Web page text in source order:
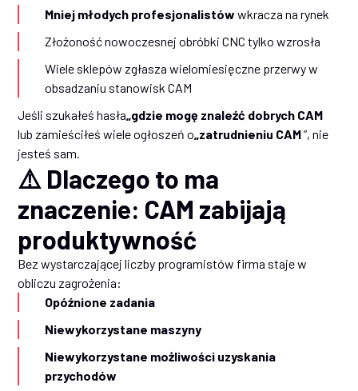
Mniej młodych profesjonalistów wkracza na rynek
Złożoność nowoczesnej obróbki CNC tylko wzrosła
Wiele sklepów zgłasza wielomiesięczne przerwy w
obsadzaniu stanowisk CAM
Jeśli szukałeś hasła „gdzie mogę znaleźć dobrych CAM
lub zamieściłeś wiele ogłoszeń o „zatrudnieniu CAM”, nie
jesteś sam.
⚠️ Dlaczego to ma
znaczenie: CAM zabijają
produktywność
Bez wystarczającej liczby programistów firma staje w
obliczu zagrożenia:
Opóźnione zadania
Niewykorzystane maszyny
Niewykorzystane możliwości uzyskania
przychodów